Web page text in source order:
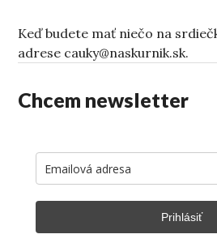
Keď budete mať niečo na
adrese cauky@naskurnik.sk.
Chcem newsletter
Prihlásiť